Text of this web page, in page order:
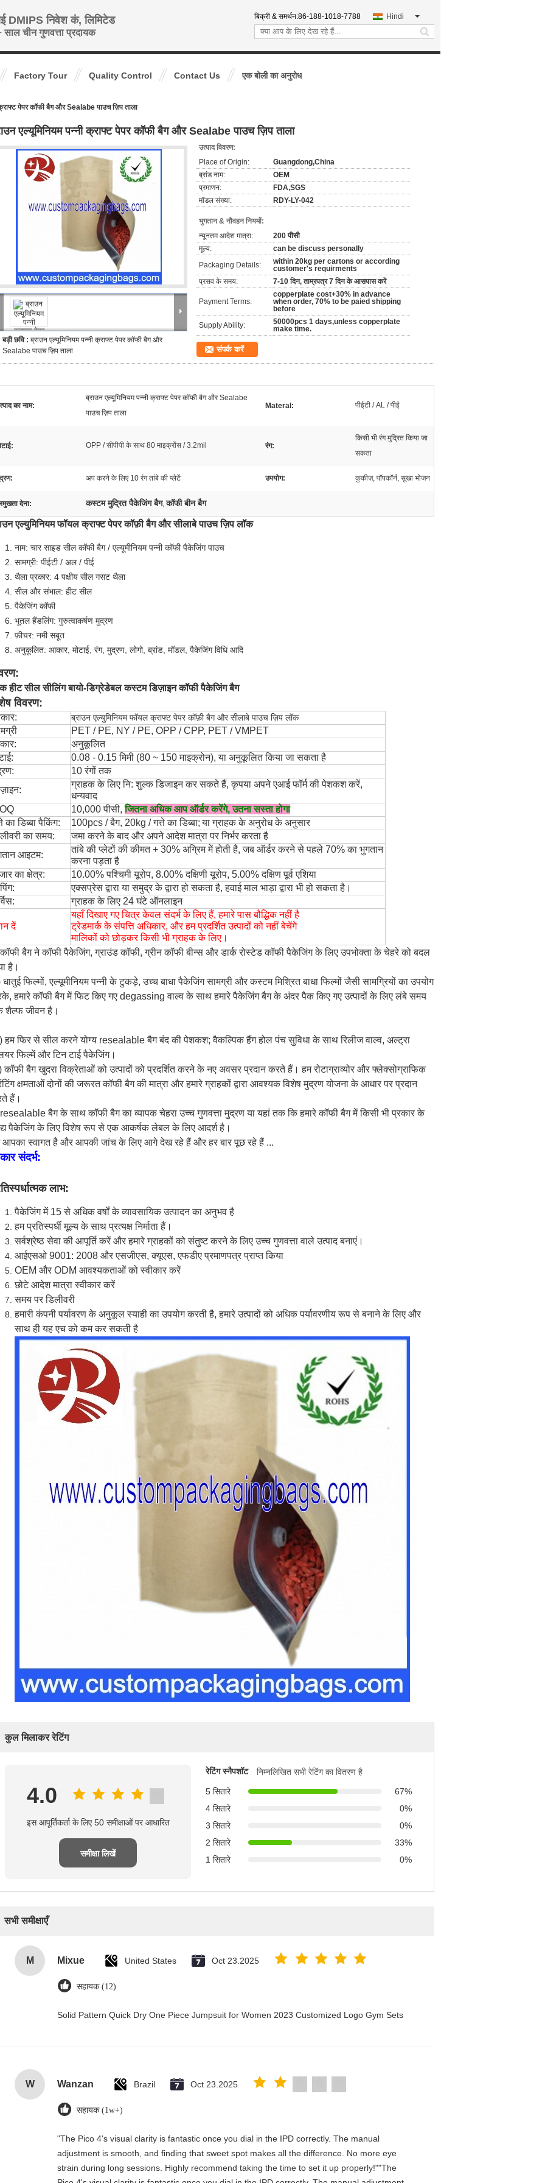
DMIPS निवेश कं, लिमिटेड
साल चीन गुणवत्ता प्रदायक
बिक्री & समर्थन:86-188-1018-7788 Hindi
search
Factory Tour Quality Control Contact Us एक बोली का अनुरोध
क्राफ्ट पेपर कॉफी बैग और Sealabe पाउच ज़िप ताला
एल्यूमिनियम पन्नी क्राफ्ट पेपर कॉफी बैग और Sealabe पाउच ज़िप ताला
बड़ी छवि : ब्राउन एल्यूमिनियम पन्नी क्राफ्ट पेपर कॉफी बैग और
Sealabe पाउच ज़िप ताला
उत्पाद विवरण:
Place of Origin:
Guangdong,China
ब्रांड नाम:
OEM
प्रमाणन:
FDA,SGS
मॉडल संख्या:
RDY-LY-042
भुगतान & नौवहन नियमों:
न्यूनतम आदेश मात्रा:
200 पीसी
मूल्य:
can be discuss personally
Packaging Details:
within 20kg per cartons or according
customer's requirments
प्रसव के समय:
7-10 दिन, ताम्रपत्र 7 दिन के आसपास करें
Payment Terms:
copperplate cost+30% in advance
when order, 70% to be paied shipping
before
Supply Ability:
50000pcs 1 days,unless copperplate
make time.
संपर्क करें
का नाम:
ब्राउन एल्यूमिनियम पन्नी क्राफ्ट पेपर कॉफी बैग और Sealabe
पाउच ज़िप ताला
Materal: पीईटी / AL / पीई
OPP / सीपीपी के साथ 80 माइक्रोंस / 3.2mil रंग:
किसी भी रंग मुद्रित किया जा
सकता
अप करने के लिए 10 रंग तांबे की प्लेटें उपयोग: कुकीज़, पॉपकॉर्न, सूखा भोजन
देना: कस्टम मुद्रित पैकेजिंग बैग,कॉफी बीन बैग
एल्युमिनियम फॉयल क्राफ्ट पेपर कॉफ़ी बैग और सीलाबे पाउच ज़िप लॉक
नाम: चार साइड सील कॉफी बैग / एल्यूमीनियम पन्नी कॉफी पैकेजिंग पाउच
सामग्री: पीईटी / अल / पीई
थैला प्रकार: 4 पक्षीय सील गसट थैला
सील और संभाल: हीट सील
पैकेजिंग कॉफी
भूतल हैंडलिंग: गुरुत्वाकर्षण मुद्रण
फ़ीचर: नमी सबूत
अनुकूलित: आकार, मोटाई, रंग, मुद्रण, लोगो, ब्रांड, मॉडल, पैकेजिंग विधि आदि
हीट सील सीलिंग बायो-डिग्रेडेबल कस्टम डिज़ाइन कॉफी पैकेजिंग बैग
विवरण:
ब्राउन एल्युमिनियम फॉयल क्राफ्ट पेपर कॉफ़ी बैग और सीलाबे पाउच ज़िप लॉक
PET / PE, NY / PE, OPP / CPP, PET / VMPET
अनुकूलित
0.08 - 0.15 मिमी (80 ~ 150 माइक्रोन), या अनुकूलित किया जा सकता है
10 रंगों तक
ग्राहक के लिए नि: शुल्क डिजाइन कर सकते हैं, कृपया अपने एआई फॉर्म की पेशकश करें,
धन्यवाद
10,000 पीसी,जितना अधिक आप ऑर्डर करेंगे, उतना सस्ता होगा
का डिब्बा पैकिंग:
100pcs / बैग, 20kg / गत्ते का डिब्बा; या ग्राहक के अनुरोध के अनुसार
का समय:
जमा करने के बाद और अपने आदेश मात्रा पर निर्भर करता है
आइटम:
तांबे की प्लेटों की कीमत + 30% अग्रिम में होती है, जब ऑर्डर करने से पहले 70% का भुगतान
करना पड़ता है
का क्षेत्र:
10.00% पश्चिमी यूरोप, 8.00% दक्षिणी यूरोप, 5.00% दक्षिण पूर्व एशिया
एक्सप्रेस द्वारा या समुद्र के द्वारा हो सकता है, हवाई माल भाड़ा द्वारा भी हो सकता है।
ग्राहक के लिए 24 घंटे ऑनलाइन
दें
यहाँ दिखाए गए चित्र केवल संदर्भ के लिए हैं, हमारे पास बौद्धिक नहीं है
ट्रेडमार्क के संपत्ति अधिकार, और हम प्रदर्शित उत्पादों को नहीं बेचेंगे
मालिकों को छोड़कर किसी भी ग्राहक के लिए।
बैग ने कॉफी पैकेजिंग, ग्राउंड कॉफी, ग्रीन कॉफी बीन्स और डार्क रोस्टेड कॉफी पैकेजिंग के लिए उपभोक्ता के चेहरे को बदल
है।
धातुई फिल्मों, एल्यूमीनियम पन्नी के टुकड़े, उच्च बाधा पैकेजिंग सामग्री और कस्टम मिश्रित बाधा फिल्मों जैसी सामग्रियों का उपयोग
हमारे कॉफी बैग में फिट किए गए degassing वाल्व के साथ हमारे पैकेजिंग बैग के अंदर पैक किए गए उत्पादों के लिए लंबे समय
शैल्फ जीवन है।
हम फिर से सील करने योग्य resealable बैग बंद की पेशकश; वैकल्पिक हैंग होल पंच सुविधा के साथ रिलीज वाल्व, अल्ट्रा
फिल्में और टिन टाई पैकेजिंग।
कॉफी बैग खुदरा विक्रेताओं को उत्पादों को प्रदर्शित करने के नए अवसर प्रदान करते हैं। हम रोटाग्राव्योर और फ्लेक्सोग्राफिक
क्षमताओं दोनों की जरूरत कॉफी बैग की मात्रा और हमारे ग्राहकों द्वारा आवश्यक विशेष मुद्रण योजना के आधार पर प्रदान
हैं।
बैग के साथ कॉफी बैग का व्यापक चेहरा उच्च गुणवत्ता मुद्रण या यहां तक ​​कि हमारे कॉफी बैग में किसी भी प्रकार के
पैकेजिंग के लिए विशेष रूप से एक आकर्षक लेबल के लिए आदर्श है।
आपका स्वागत है और आपकी जांच के लिए आगे देख रहे हैं और हर बार पूछ रहे हैं ...
संदर्भ:
लाभ:
पैकेजिंग में 15 से अधिक वर्षों के व्यावसायिक उत्पादन का अनुभव है
हम प्रतिस्पर्धी मूल्य के साथ प्रत्यक्ष निर्माता हैं।
सर्वश्रेष्ठ सेवा की आपूर्ति करें और हमारे ग्राहकों को संतुष्ट करने के लिए उच्च गुणवत्ता वाले उत्पाद बनाएं।
आईएसओ 9001: 2008 और एसजीएस, क्यूएस, एफडीए प्रमाणपत्र प्राप्त किया
OEM और ODM आवश्यकताओं को स्वीकार करें
छोटे आदेश मात्रा स्वीकार करें
समय पर डिलीवरी
हमारी कंपनी पर्यावरण के अनुकूल स्याही का उपयोग करती है, हमारे उत्पादों को अधिक पर्यावरणीय रूप से बनाने के लिए और
साथ ही यह एच को कम कर सकती है
कुल मिलाकर रेटिंग
4.0
इस आपूर्तिकर्ता के लिए 50 समीक्षाओं पर आधारित
समीक्षा लिखें
रेटिंग स्नैपशॉट
निम्नलिखित सभी रेटिंग का वितरण है
5 सितारे
67%
4 सितारे
0%
3 सितारे
0%
2 सितारे
33%
1 सितारे
0%
सभी समीक्षाएँ
M Mixue United States Oct 23.2025
सहायक (12)
Solid Pattern Quick Dry One Piece Jumpsuit for Women 2023 Customized Logo Gym Sets
W Wanzan Brazil Oct 23.2025
सहायक (1w+)
"The Pico 4's visual clarity is fantastic once you dial in the IPD correctly. The manual
adjustment is smooth, and finding that sweet spot makes all the difference. No more eye
strain during long sessions. Highly recommend taking the time to set it up properly!""The